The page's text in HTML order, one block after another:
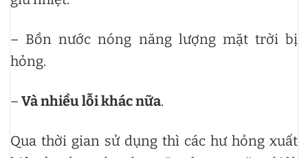
– Bồn nước nóng năng lượng mặt trời bị
hỏng.
– Và nhiều lỗi khác nữa.
Qua thời gian sử dụng thì các hư hỏng xuất